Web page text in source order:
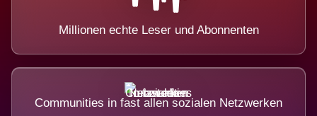
Millionen echte Leser und Abonnenten
Communities in fast allen sozialen Netzwerken